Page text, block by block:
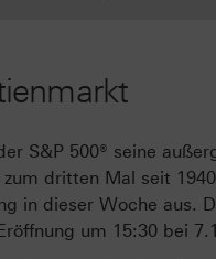
S&P 500® seine
dritten Mal seit
in dieser Woche aus.
um 15:30 bei